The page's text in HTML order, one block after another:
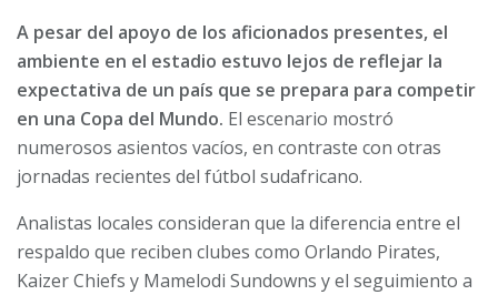
A pesar del apoyo de los aficionados presentes, el
ambiente en el estadio estuvo lejos de reflejar la
expectativa de un país que se prepara para competir
en una Copa del Mundo. El escenario mostró
numerosos asientos vacíos, en contraste con otras
jornadas recientes del fútbol sudafricano.
Analistas locales consideran que la diferencia entre el
respaldo que reciben clubes como Orlando Pirates,
Kaizer Chiefs y Mamelodi Sundowns y el seguimiento a